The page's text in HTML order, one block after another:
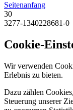
Seitenanfang
30
3277-1340228681-0
Cookie-
Wir verwenden
Erlebnis zu bieten.
Dazu zählen
Steuerung unserer